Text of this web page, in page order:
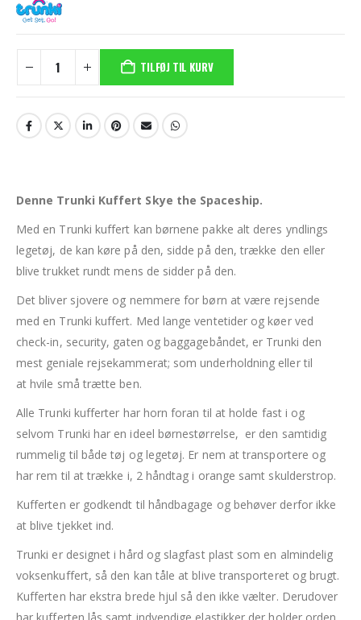
TILFØJ TIL KURV
Denne Trunki Kuffert Skye the Spaceship.
Med en Trunki kuffert kan børnene pakke alt deres yndlings
legetøj, de kan køre på den, sidde på den, trække den eller
blive trukket rundt mens de sidder på den.
Det bliver sjovere og nemmere for børn at være rejsende
med en Trunki kuffert. Med lange ventetider og køer ved
check-in, security, gaten og baggagebåndet, er Trunki den
mest geniale rejsekammerat; som underholdning eller til
at hvile små trætte ben.
Alle Trunki kufferter har horn foran til at holde fast i og
selvom Trunki har en ideel børnestørrelse, er den samtidig
rummelig til både tøj og legetøj. Er nem at transportere og
har rem til at trække i, 2 håndtag i orange samt skulderstrop.
Kufferten er godkendt til håndbagage og behøver derfor ikke
at blive tjekket ind.
Trunki er designet i hård og slagfast plast som en almindelig
voksenkuffert, så den kan tåle at blive transporteret og brugt.
Kufferten har ekstra brede hjul så den ikke vælter. Derudover
har kufferten lås samt indvendige elastikker der holder orden